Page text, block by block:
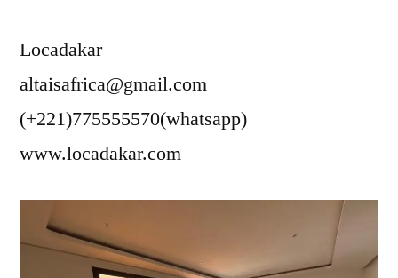
Locadakar
altaisafrica@gmail.com
(+221)775555570(whatsapp)
www.locadakar.com